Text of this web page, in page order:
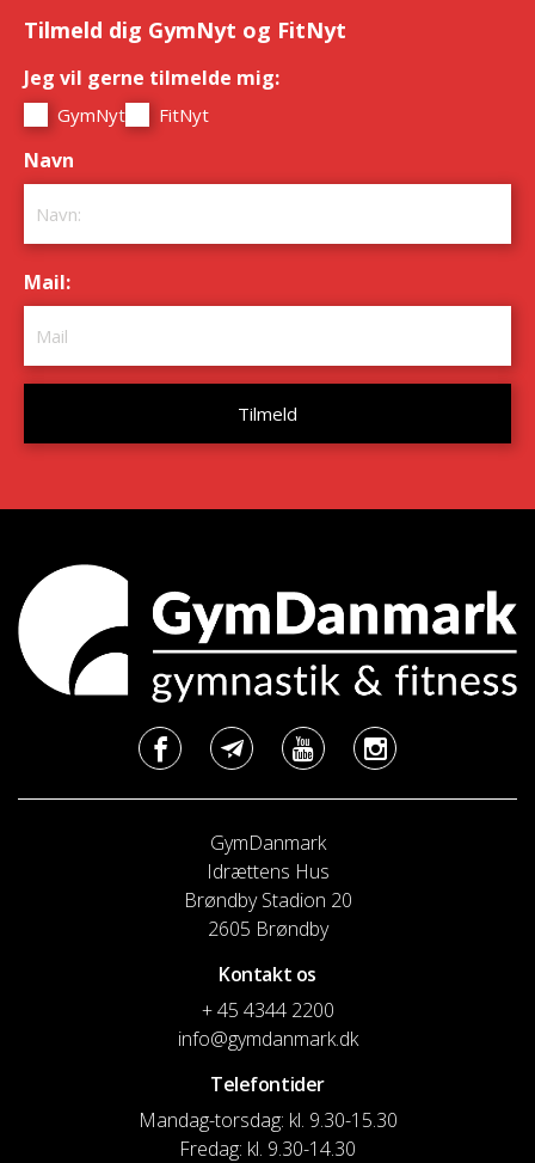
Tilmeld dig GymNyt og FitNyt
Jeg vil gerne tilmelde mig:
GymNyt FitNyt
Navn
Mail:
GymDanmark
Idrættens Hus
Brøndby Stadion 20
2605 Brøndby
Kontakt os
+ 45 4344 2200
info@gymdanmark.dk
Telefontider
Mandag-torsdag: kl. 9.30-15.30
Fredag: kl. 9.30-14.30